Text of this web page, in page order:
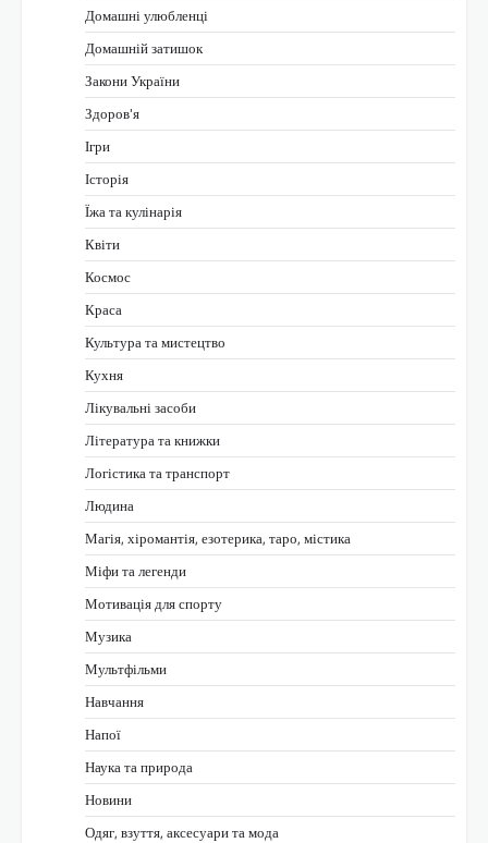
Домашні улюбленці
Домашній затишок
Закони України
Здоров'я
Ігри
Історія
Їжа та кулінарія
Квіти
Космос
Краса
Культура та мистецтво
Кухня
Лікувальні засоби
Література та книжки
Логістика та транспорт
Людина
Магія, хіромантія, езотерика, таро, містика
Міфи та легенди
Мотивація для спорту
Музика
Мультфільми
Навчання
Напої
Наука та природа
Новини
Одяг, взуття, аксесуари та мода